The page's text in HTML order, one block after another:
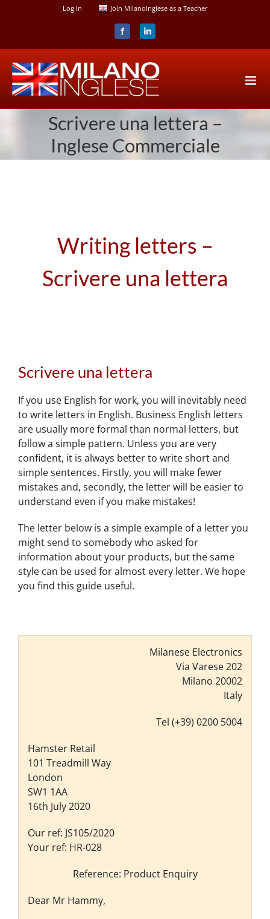
Log In Join MilanoInglese as a Teacher
FacebookLinkedIn
Scrivere una lettera –
Inglese Commerciale
Writing letters –
Scrivere una lettera
Scrivere una lettera
If you use English for work, you will inevitably need
to write letters in English. Business English letters
are usually more formal than normal letters, but
follow a simple pattern. Unless you are very
confident, it is always better to write short and
simple sentences. Firstly, you will make fewer
mistakes and, secondly, the letter will be easier to
understand even if you make mistakes!
The letter below is a simple example of a letter you
might send to somebody who asked for
information about your products, but the same
style can be used for almost every letter. We hope
you find this guide useful.
Milanese Electronics
Via Varese 202
Milano 20002
Italy
Tel (+39) 0200 5004
Hamster Retail
101 Treadmill Way
London
SW1 1AA
16th July 2020
Our ref: JS105/2020
Your ref: HR-028
Reference: Product Enquiry
Dear Mr Hammy,